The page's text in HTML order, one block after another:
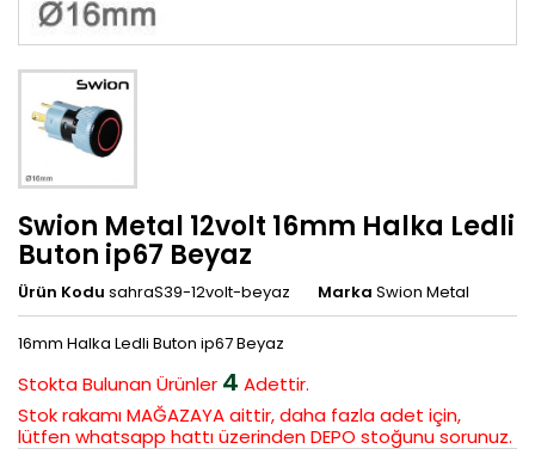
Swion Metal 12volt 16mm Halka Ledli
Buton ip67 Beyaz
Ürün Kodu sahraS39-12volt-beyaz Marka Swion Metal
16mm Halka Ledli Buton ip67 Beyaz
Stokta BulunanÜrünler 4 Adettir.
Stok rakamı MAĞAZAYA aittir, daha fazla adet için,
lütfen whatsapp hattı üzerinden DEPO stoğunu sorunuz.